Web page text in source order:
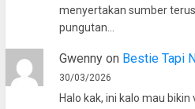
menyertakan sumber
pungutan…
Gwennyon Bestie Tapi
30/03/2026
Halo kak, ini kalo mau